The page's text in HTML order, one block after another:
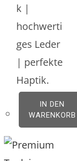
k |
hochwerti
ges Leder
| perfekte
Haptik.
IN DEN
WARENKORB